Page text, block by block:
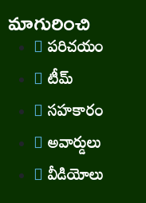
మాగురించి
పరిచయం
టీమ్
సహకారం
అవార్డులు
వీడియోలు